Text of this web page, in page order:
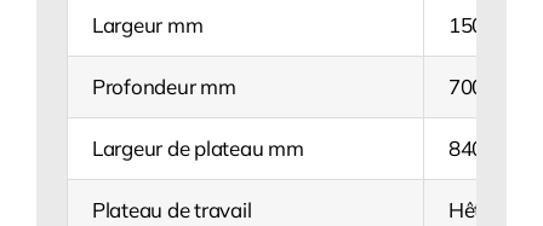
Largeur mm 1500
Profondeur mm 700
Largeur de plateau mm 840
Plateau de travail Hêtre